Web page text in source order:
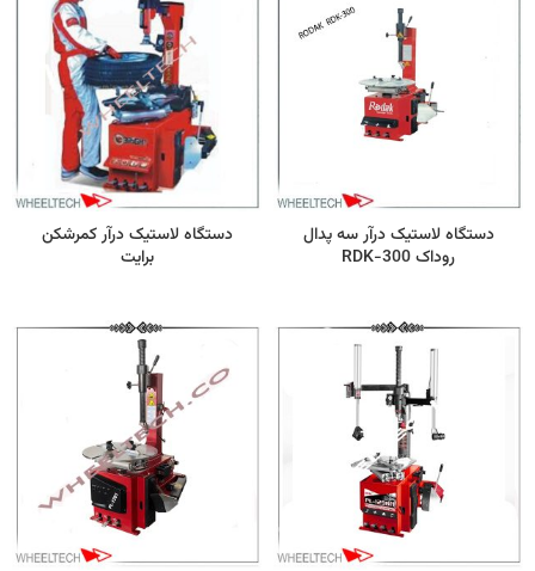
دستگاه لاستیک درآر سه پدال
روداک RDK-300
دستگاه لاستیک درآر کمرشکن
برایت